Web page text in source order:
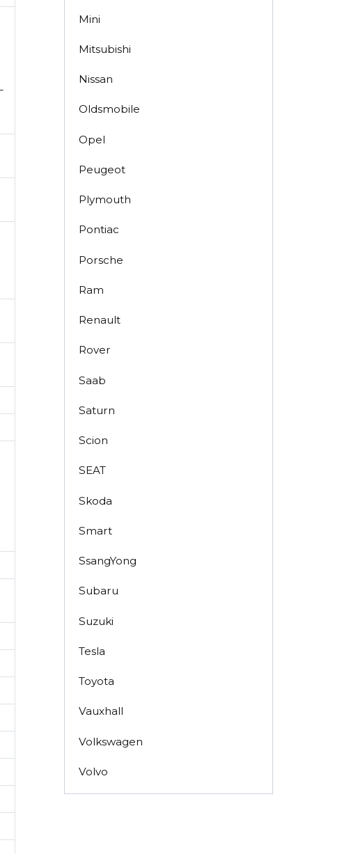
Mini
Mitsubishi
Nissan
Oldsmobile
Opel
Peugeot
Plymouth
Pontiac
Porsche
Ram
Renault
Rover
Saab
Saturn
Scion
SEAT
Skoda
Smart
SsangYong
Subaru
Suzuki
Tesla
Toyota
Vauxhall
Volkswagen
Volvo